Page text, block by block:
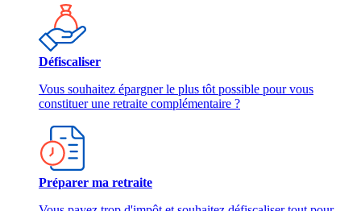
Défiscaliser
Vous souhaitez épargner le plus tôt possible pour vous
constituer une retraite complémentaire ?
Préparer ma retraite